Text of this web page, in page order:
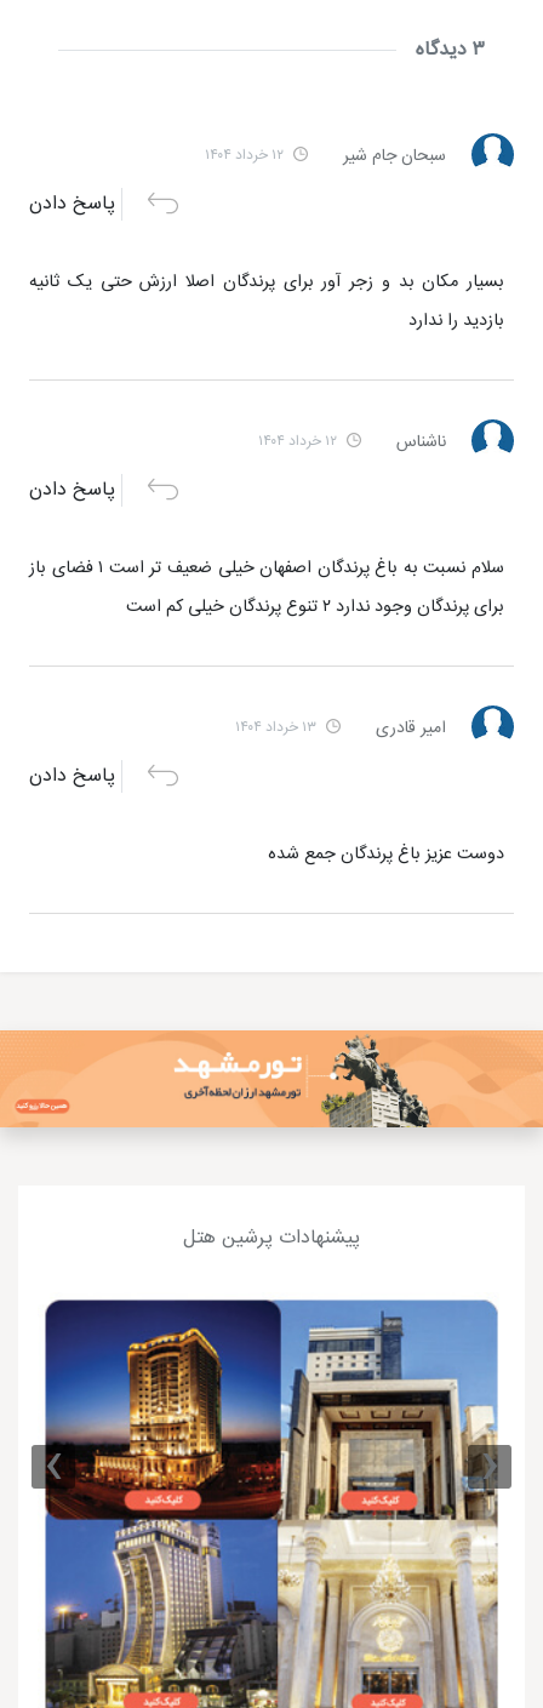
۳ دیدگاه
سبحان جام شیر ۱۲ خرداد ۱۴۰۴
پاسخ دادن
بسیار مکان بد و زجر آور برای پرندگان اصلا ارزش حتی یک ثانیه
بازدید را ندارد
ناشناس ۱۲ خرداد ۱۴۰۴
پاسخ دادن
سلام نسبت به باغ پرندگان اصفهان خیلی ضعیف تر است ۱ فضای باز
برای پرندگان وجود ندارد ۲ تنوع پرندگان خیلی کم است
امیر قادری ۱۳ خرداد ۱۴۰۴
پاسخ دادن
دوست عزیز باغ پرندگان جمع شده
پیشنهادات پرشین هتل
‹
›